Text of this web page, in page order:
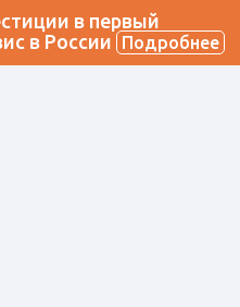
в первый
в России
Подробнее